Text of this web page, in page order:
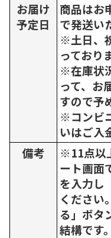
お届け
予定日
商品はお
で発送い
※土日、
っており
※在庫状
って、お
すので予
※コンビ
いはご入
備考
※11点以
ート画面
を入力し
ください
る」ボタ
結構です。